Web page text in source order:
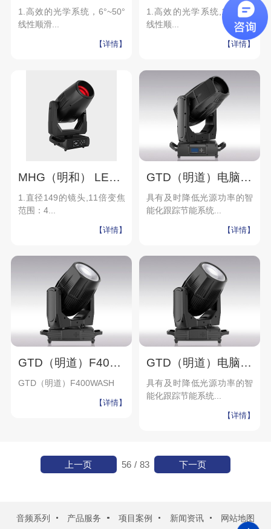
1.高效的光学系统，6°~50°
线性顺滑...
【详情】
1.高效的光学系统,10°~63°
线性顺...
【详情】
MHG（明和） LED电脑切割灯 L550_PROFILE
1.直径149的镜头,11倍变焦
范围：4...
【详情】
GTD（明道）电脑摇头切割灯 F10 II PROFILE
具有及时降低光源功率的智
能化跟踪节能系统...
【详情】
GTD（明道）F400 WASH
GTD（明道）F400WASH
【详情】
GTD（明道）电脑摇头面光灯 F400 W
具有及时降低光源功率的智
能化跟踪节能系统...
【详情】
56 / 83
上一页 下一页
音频系列 产品服务 项目案例 新闻资讯
网站地图